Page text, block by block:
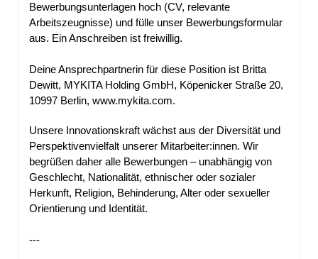
Bewerbungsunterlagen hoch (CV, relevante
Arbeitszeugnisse) und fülle unser Bewerbungsformular
aus. Ein Anschreiben ist freiwillig.
Deine Ansprechpartnerin für diese Position ist Britta
Dewitt, MYKITA Holding GmbH, Köpenicker Straße 20,
10997 Berlin, www.mykita.com.
Unsere Innovationskraft wächst aus der Diversität und
Perspektivenvielfalt unserer Mitarbeiter:innen. Wir
begrüßen daher alle Bewerbungen – unabhängig von
Geschlecht, Nationalität, ethnischer oder sozialer
Herkunft, Religion, Behinderung, Alter oder sexueller
Orientierung und Identität.
---